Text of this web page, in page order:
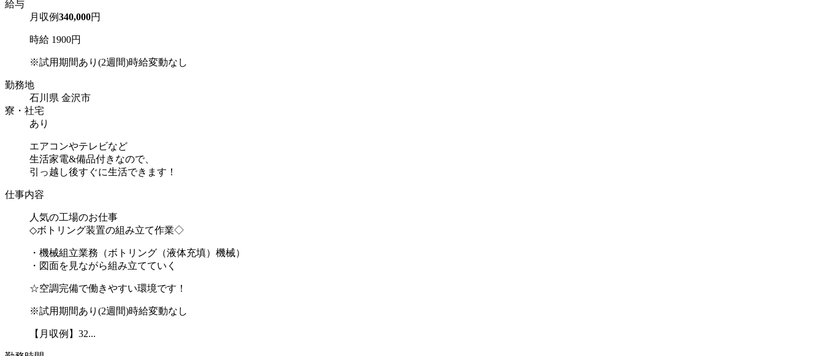
給与
月収例340,000円
時給 1900円
※試用期間あり(2週間)時給変動なし
勤務地
石川県 金沢市
寮・社宅
あり
エアコンやテレビなど
生活家電&備品付きなので、
引っ越し後すぐに生活できます！
仕事内容
人気の工場のお仕事
◇ボトリング装置の組み立て作業◇
・機械組立業務（ボトリング（液体充填）機械）
・図面を見ながら組み立てていく
☆空調完備で働きやすい環境です！
※試用期間あり(2週間)時給変動なし
【月収例】32...